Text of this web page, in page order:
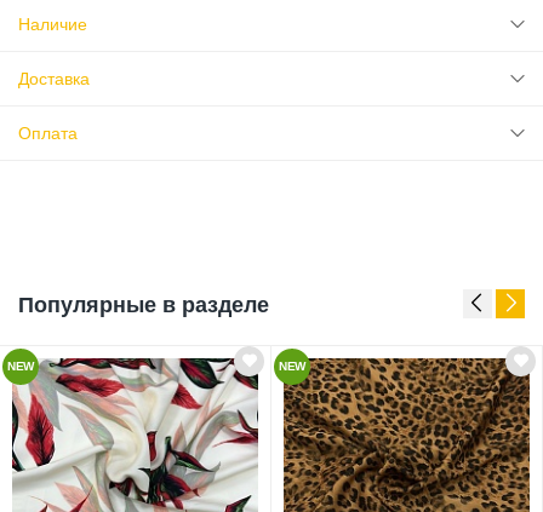
Наличие
Доставка
Оплата
Популярные в разделе
NEW NEW